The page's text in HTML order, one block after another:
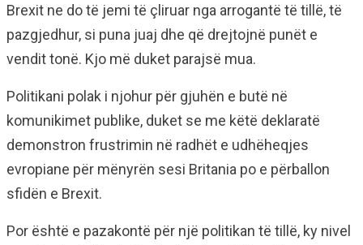
Brexit ne do të jemi të çliruar nga arrogantë të tillë, të
pazgjedhur, si puna juaj dhe që drejtojnë punët e
vendit tonë. Kjo më duket parajsë mua.
Politikani polak i njohur për gjuhën e butë në
komunikimet publike, duket se me këtë deklaratë
demonstron frustrimin në radhët e udhëheqjes
evropiane për mënyrën sesi Britania po e përballon
sfidën e Brexit.
Por është e pazakontë për një politikan të tillë, ky nivel